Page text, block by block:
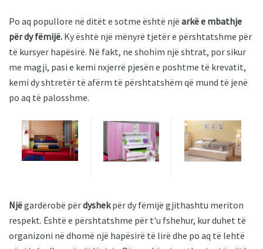
Po aq popullore në ditët e sotme është një arkë e mbathje
për dy fëmijë. Ky është një mënyrë tjetër e përshtatshme për
të kursyer hapësirë. Në fakt, ne shohim një shtrat, por sikur
me magji, pasi e kemi nxjerrë pjesën e poshtme të krevatit,
kemi dy shtretër të afërm të përshtatshëm që mund të jenë
po aq të palosshme.
Njëgardërobë përdyshekpër dy fëmijë gjithashtu meriton
respekt. Është e përshtatshme për t'u fshehur, kur duhet të
organizoni në dhomë një hapësirë ​​të lirë dhe po aq të lehtë